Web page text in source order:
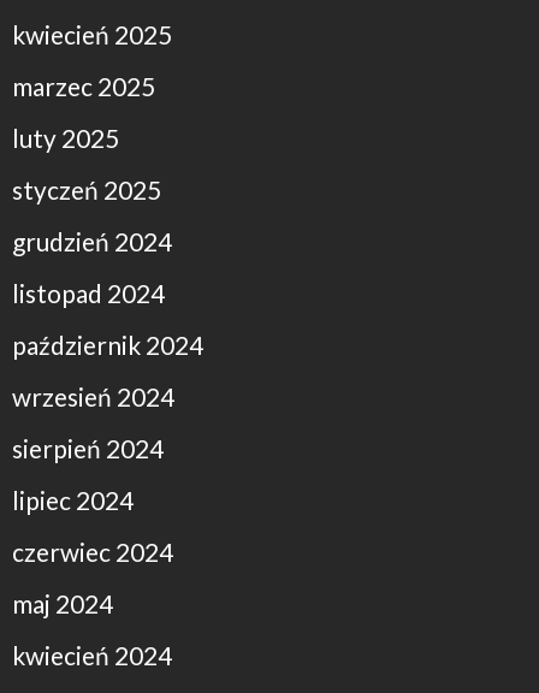
kwiecień 2025
marzec 2025
luty 2025
styczeń 2025
grudzień 2024
listopad 2024
październik 2024
wrzesień 2024
sierpień 2024
lipiec 2024
czerwiec 2024
maj 2024
kwiecień 2024